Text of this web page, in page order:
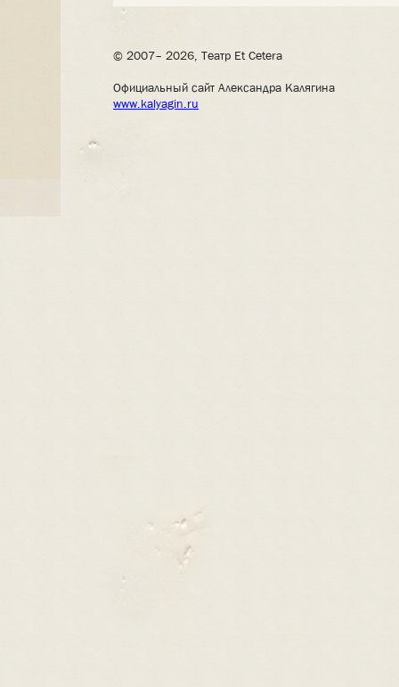
© 2007– 2026, Театр Et Cetera
Официальный сайт Александра Калягина
www.kalyagin.ru